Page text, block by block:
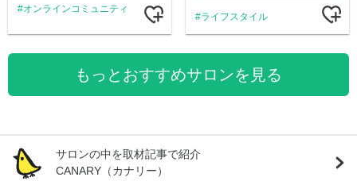
オンラインコミュニティ
ライフスタイル
もっとおすすめサロンを見る
サロンの中を取材記事で紹介
CANARY（カナリー）